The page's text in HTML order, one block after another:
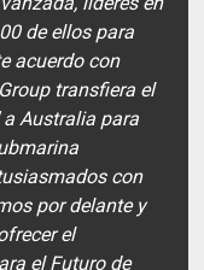
de ellos para
acuerdo con
transfiera el
a Australia para
con
por delante y
el
el Futuro de